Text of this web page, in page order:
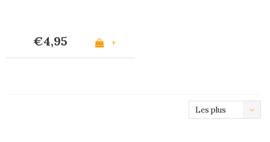
€4,95 +
Les plus